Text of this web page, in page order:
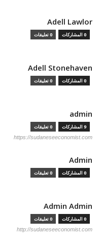
Adell Lawlor
0 المشاركات 0 تعليقات
Adell Stonehaven
0 المشاركات 0 تعليقات
admin
9 المشاركات 0 تعليقات
https://sudaneseeconomist.com
Admin
0 المشاركات 0 تعليقات
Admin Admin
0 المشاركات 0 تعليقات
http://sudaneseeconomist.com